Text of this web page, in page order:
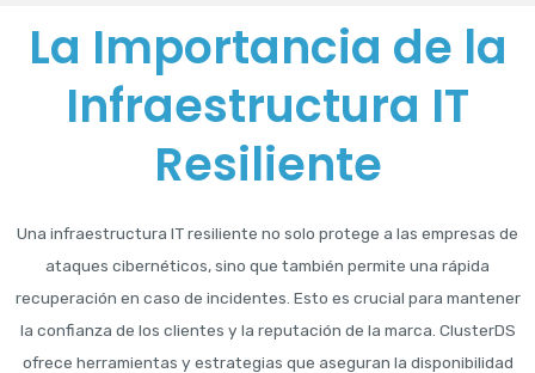
La Importancia de la
Infraestructura IT
Resiliente
Una infraestructura IT resiliente no solo protege a las empresas de
ataques cibernéticos, sino que también permite una rápida
recuperación en caso de incidentes. Esto es crucial para mantener
la confianza de los clientes y la reputación de la marca. ClusterDS
ofrece herramientas y estrategias que aseguran la disponibilidad